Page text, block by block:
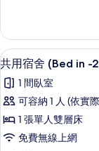
的
所
有
相
片
房,
間
臥
室
的
情
顯
示
共
用
宿
5
共用宿舍 (Bed in -
1 間臥室
可容納 1 人 (依實
1 張單人雙層床
免費無線上網